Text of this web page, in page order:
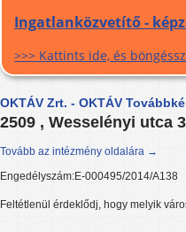
Ingatlanközvetítő -
>>> Kattints ide, és
OKTÁV Zrt. - OKTÁV
2509 , Wesselényi utca
Tovább az intézmény oldalára →
Engedélyszám:E-000495/2014/A138
Feltétlenül érdeklődj, hogy melyik